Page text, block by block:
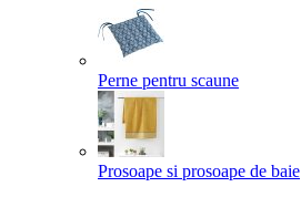
Perne pentru scaune
Prosoape si prosoape de baie